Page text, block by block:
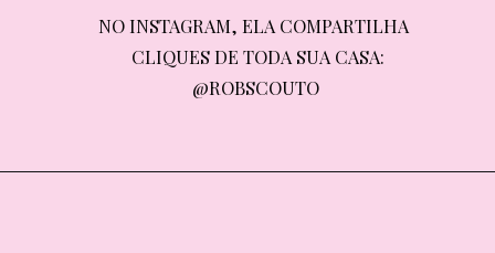
NO INSTAGRAM, ELA COMPARTILHA
CLIQUES DE TODA SUA CASA:
@ROBSCOUTO
NO INSTAGRAM, ELA COMPARTILHA
CLIQUES DE TODA SUA CASA:
@ROBSCOUTO